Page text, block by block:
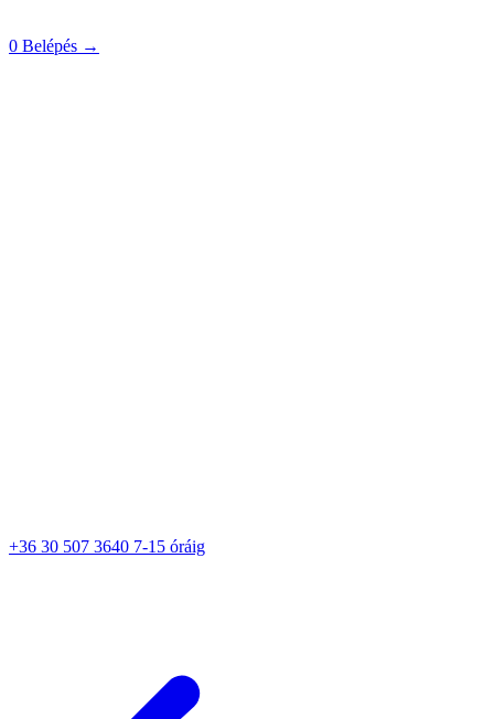
0 Belépés →
+36 30 507 3640 7-15 óráig